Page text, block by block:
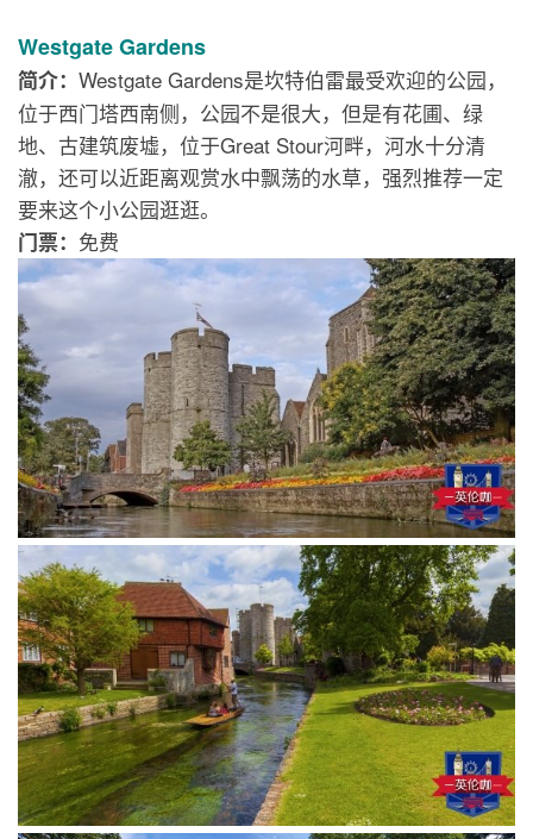
Westgate Gardens
简介： Westgate Gardens是坎特伯雷最受欢迎的公园，
位于西门塔西南侧，公园不是很大，但是有花圃、绿
地、古建筑废墟，位于Great Stour河畔，河水十分清
澈，还可以近距离观赏水中飘荡的水草，强烈推荐一定
要来这个小公园逛逛。
门票： 免费